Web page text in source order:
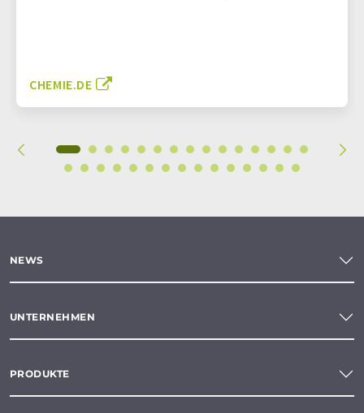
CHEMIE.DE
NEWS
UNTERNEHMEN
PRODUKTE